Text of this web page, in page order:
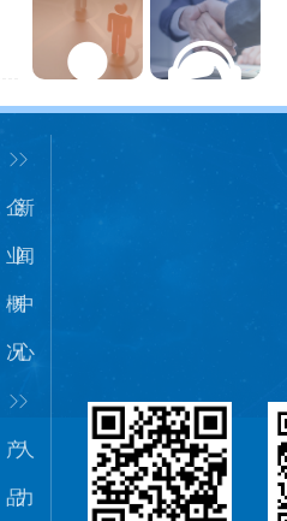
企
业
概
况
新
闻
中
心
产
品
人
力